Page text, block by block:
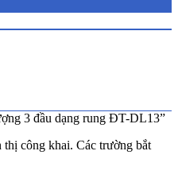
3 đầu dạng rung ĐT-DL13”
thị công khai. Các trường bắt